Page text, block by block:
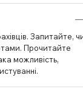
Запитайте,
Прочитайте
можливість,